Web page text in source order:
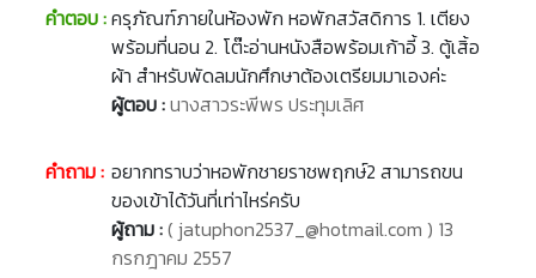
คำตอบ :ครุภัณฑ์ภายในห้องพัก หอพักสวัสดิการ 1. เตียง
พร้อมที่นอน 2. โต๊ะอ่านหนังสือพร้อมเก้าอี้ 3. ตู้เสิ้อ
ผ้า สำหรับพัดลมนักศึกษาต้องเตรียมมาเองค่ะ
ผู้ตอบ :นางสาวระพีพร ประทุมเลิศ
คำถาม : อยากทราบว่าหอพักชายราชพฤกษ์2 สามารถขน
ของเข้าได้วันที่เท่าไหร่ครับ
ผู้ถาม :( jatuphon2537_@hotmail.com ) 13
กรกฎาคม 2557